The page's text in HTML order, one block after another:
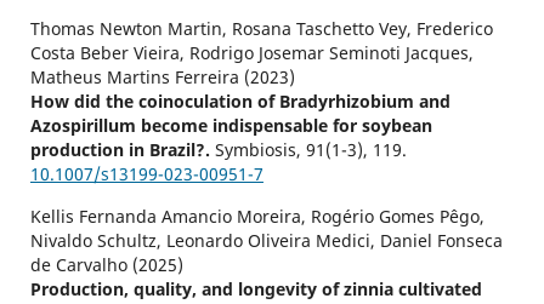
Thomas Newton Martin, Rosana Taschetto Vey, Frederico
Costa Beber Vieira, Rodrigo Josemar Seminoti Jacques,
Matheus Martins Ferreira (2023)
How did the coinoculation of Bradyrhizobium and
Azospirillum become indispensable for soybean
production in Brazil?. Symbiosis, 91 (1-3), 119.
10.1007/s13199-023-00951-7
Kellis Fernanda Amancio Moreira, Rogério Gomes Pêgo,
Nivaldo Schultz, Leonardo Oliveira Medici, Daniel Fonseca
de Carvalho (2025)
Production, quality, and longevity of zinnia cultivated